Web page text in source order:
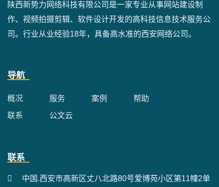
陕西新势力网络科技有限公司是一家专业从事网站建设制
作、视频拍摄剪辑、软件设计开发的高科技信息技术服务公
司。行业从业经验18年，具备高水准的西安网络公司。
导航
概况 服务 案例 帮助
联系 公文云
联系
中国.西安市高新区丈八北路80号爱博苑小区第11幢2单